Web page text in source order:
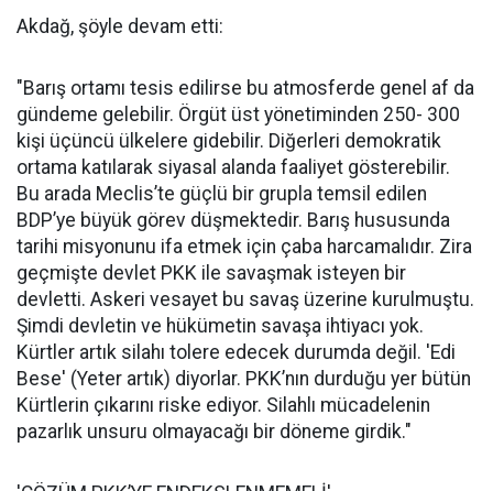
Akdağ, şöyle devam etti:
"Barış ortamı tesis edilirse bu atmosferde genel af da
gündeme gelebilir. Örgüt üst yönetiminden 250- 300
kişi üçüncü ülkelere gidebilir. Diğerleri demokratik
ortama katılarak siyasal alanda faaliyet gösterebilir.
Bu arada Meclis’te güçlü bir grupla temsil edilen
BDP’ye büyük görev düşmektedir. Barış hususunda
tarihi misyonunu ifa etmek için çaba harcamalıdır. Zira
geçmişte devlet PKK ile savaşmak isteyen bir
devletti. Askeri vesayet bu savaş üzerine kurulmuştu.
Şimdi devletin ve hükümetin savaşa ihtiyacı yok.
Kürtler artık silahı tolere edecek durumda değil. 'Edi
Bese' (Yeter artık) diyorlar. PKK’nın durduğu yer bütün
Kürtlerin çıkarını riske ediyor. Silahlı mücadelenin
pazarlık unsuru olmayacağı bir döneme girdik."